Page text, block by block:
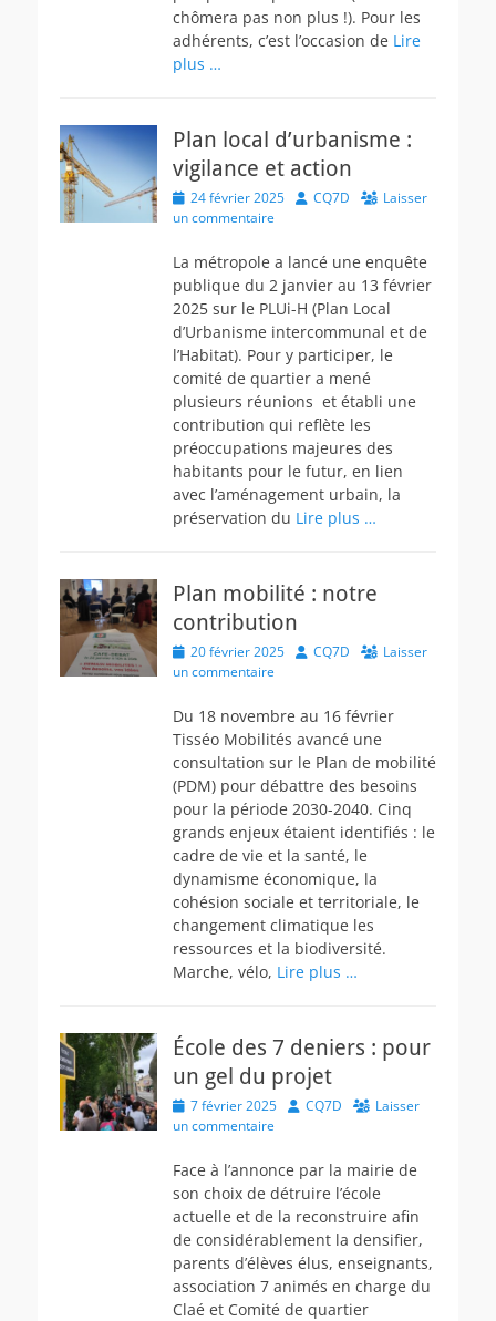
chômera pas non plus !). Pour les
adhérents, c’est l’occasion de Lire
plus …
Plan local d’urbanisme :
vigilance et action
Posted
on
24 février 2025 Author
CQ7D
Laisser
un commentaire
La métropole a lancé une enquête
publique du 2 janvier au 13 février
2025 sur le PLUi-H (Plan Local
d’Urbanisme intercommunal et de
l’Habitat). Pour y participer, le
comité de quartier a mené
plusieurs réunions et établi une
contribution qui reflète les
préoccupations majeures des
habitants pour le futur, en lien
avec l’aménagement urbain, la
préservation du Lire plus …
Plan mobilité : notre
contribution
Posted
on
20 février 2025 Author
CQ7D
Laisser
un commentaire
Du 18 novembre au 16 février
Tisséo Mobilités avancé une
consultation sur le Plan de mobilité
(PDM) pour débattre des besoins
pour la période 2030-2040. Cinq
grands enjeux étaient identifiés : le
cadre de vie et la santé, le
dynamisme économique, la
cohésion sociale et territoriale, le
changement climatique les
ressources et la biodiversité.
Marche, vélo, Lire plus …
École des 7 deniers : pour
un gel du projet
Posted
on
7 février 2025 Author
CQ7D
Laisser
un commentaire
Face à l’annonce par la mairie de
son choix de détruire l’école
actuelle et de la reconstruire afin
de considérablement la densifier,
parents d’élèves élus, enseignants,
association 7 animés en charge du
Claé et Comité de quartier